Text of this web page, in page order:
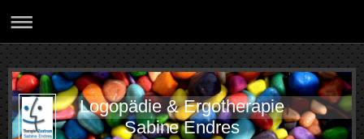
Logopädie & Ergotherapie
Sabine Endres